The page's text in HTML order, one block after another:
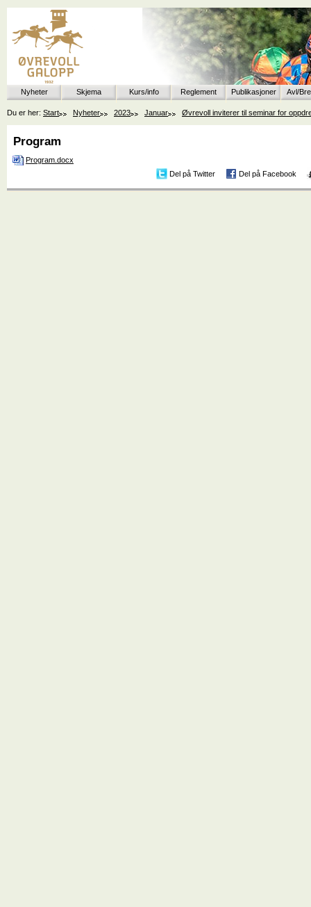
Nyheter Skjema Kurs/info Reglement Publikasjoner Avl/
Du er her: Start Nyheter 2023 Januar Øvrevoll inviterer til seminar for
Program
Program.docx
Del på Twitter
Del på Facebook